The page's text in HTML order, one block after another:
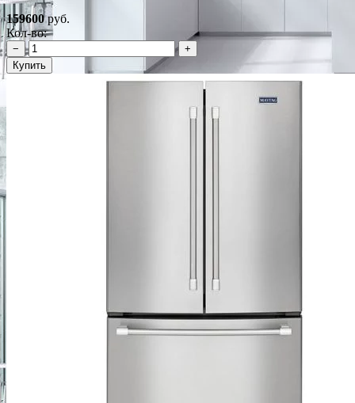
159600руб.
Кол-во:
−
+
Купить